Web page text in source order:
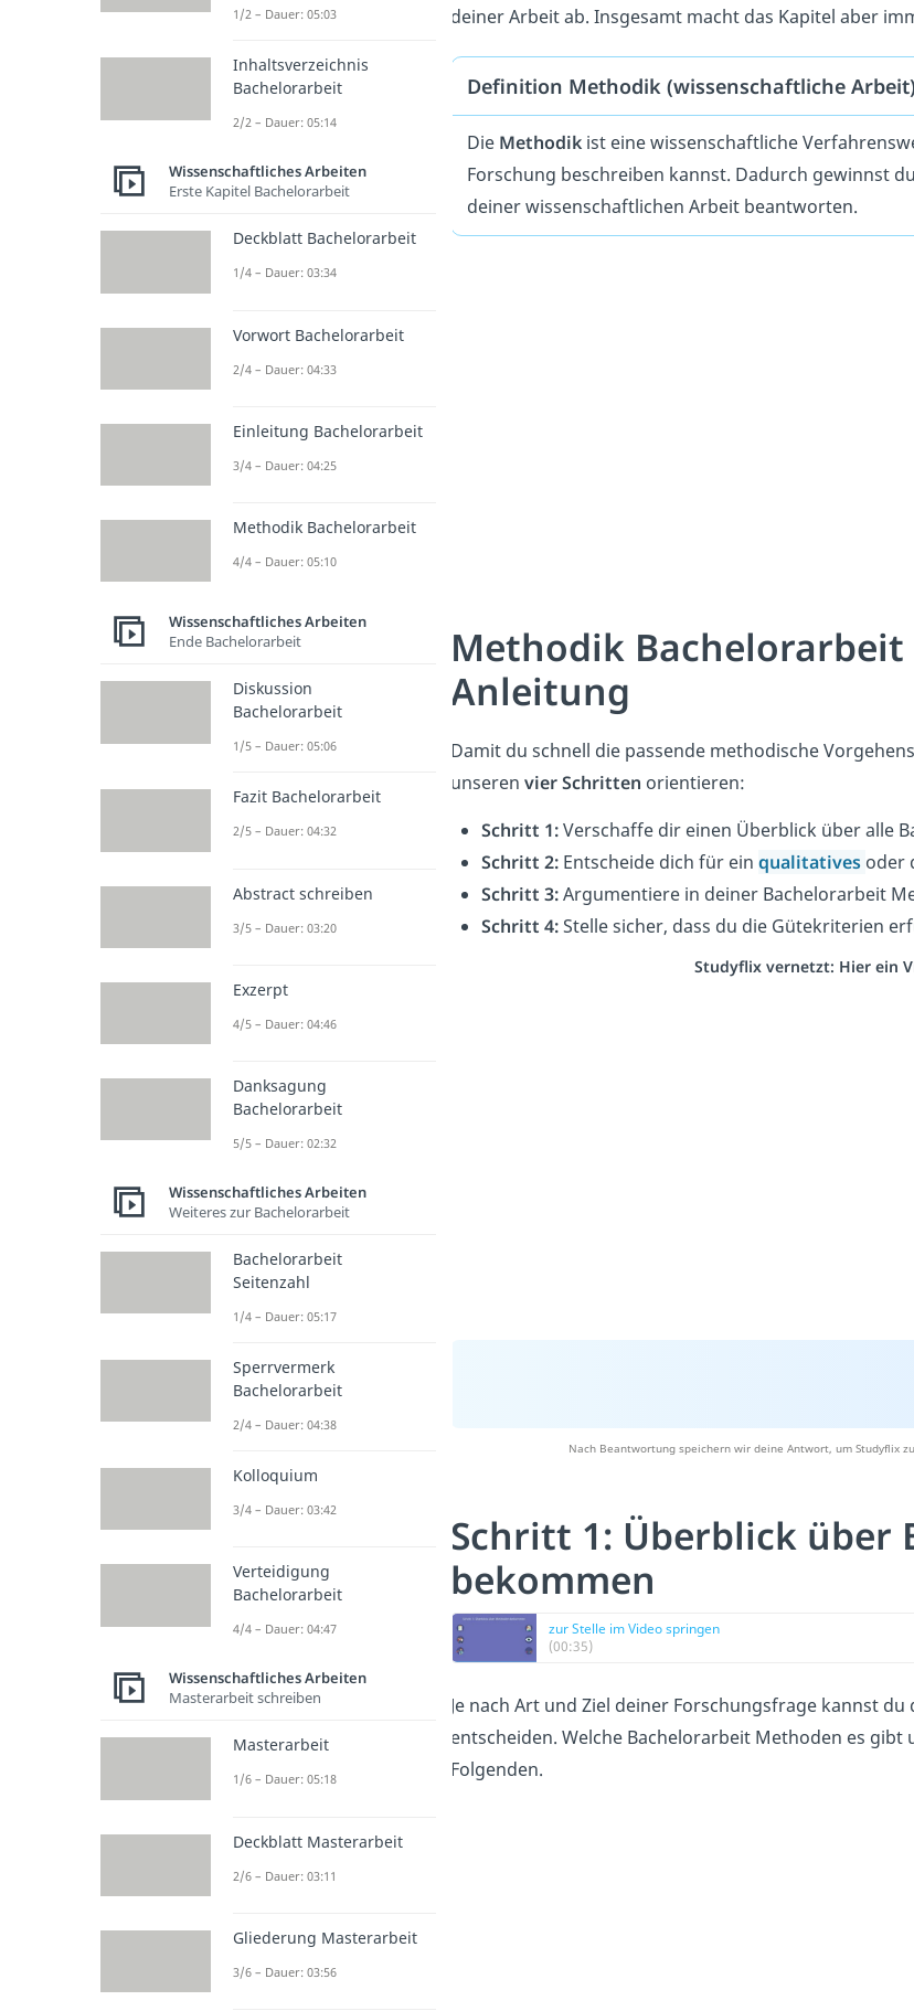
deiner Arbeit ab. Insgesamt macht das Kapitel aber
Definition Methodik (wissenschaftliche Arbeit)
Die Methodik ist eine wissenschaftliche
Forschung beschreiben kannst. Dadurch gewinnst
deiner wissenschaftlichen Arbeit beantworten.
Methodik
Anleitung
Damit du schnell die passende methodische
unseren vier Schritten orientieren:
Schritt 1:Verschaffe dir einen Überblick über alle
Schritt 2: Entscheide dich für ein qualitatives oder
Schritt 3:Argumentiere in deiner Bachelorarbeit
Schritt 4:Stelle sicher, dass du die Gütekriterien
Studyflix vernetzt: Hier ein
Nach Beantwortung speichern wir deine Antwort, um Studyflix
Schritt 1: Überblick über
bekommen
zur Stelle im Video springen
(00:35)
Je nach Art und Ziel deiner Forschungsfrage kannst du
entscheiden. Welche Bachelorarbeit Methoden es gibt
Folgenden.
1/2 – Dauer: 05:03
Inhaltsverzeichnis
Bachelorarbeit
2/2 – Dauer: 05:14
Wissenschaftliches Arbeiten
Erste Kapitel Bachelorarbeit
Deckblatt Bachelorarbeit
1/4 – Dauer: 03:34
Vorwort Bachelorarbeit
2/4 – Dauer: 04:33
Einleitung Bachelorarbeit
3/4 – Dauer: 04:25
Methodik Bachelorarbeit
4/4 – Dauer: 05:10
Wissenschaftliches Arbeiten
Ende Bachelorarbeit
Diskussion
Bachelorarbeit
1/5 – Dauer: 05:06
Fazit Bachelorarbeit
2/5 – Dauer: 04:32
Abstract schreiben
3/5 – Dauer: 03:20
Exzerpt
4/5 – Dauer: 04:46
Danksagung
Bachelorarbeit
5/5 – Dauer: 02:32
Wissenschaftliches Arbeiten
Weiteres zur Bachelorarbeit
Bachelorarbeit
Seitenzahl
1/4 – Dauer: 05:17
Sperrvermerk
Bachelorarbeit
2/4 – Dauer: 04:38
Kolloquium
3/4 – Dauer: 03:42
Verteidigung
Bachelorarbeit
4/4 – Dauer: 04:47
Wissenschaftliches Arbeiten
Masterarbeit schreiben
Masterarbeit
1/6 – Dauer: 05:18
Deckblatt Masterarbeit
2/6 – Dauer: 03:11
Gliederung Masterarbeit
3/6 – Dauer: 03:56